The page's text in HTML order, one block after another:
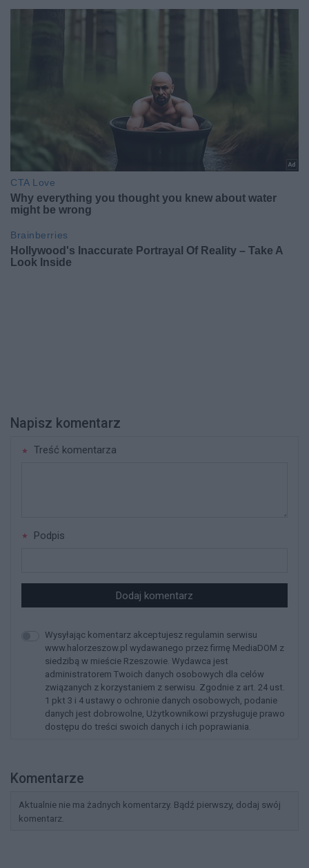
Napisz komentarz
Treść komentarza
Podpis
Dodaj komentarz
Wysyłając komentarz akceptujesz regulamin serwisu
www.halorzeszow.pl wydawanego przez firmę MediaDOM z
siedzibą w mieście Rzeszowie. Wydawca jest
administratorem Twoich danych osobowych dla celów
związanych z korzystaniem z serwisu. Zgodnie z art. 24 ust.
1 pkt 3 i 4 ustawy o ochronie danych osobowych, podanie
danych jest dobrowolne, Użytkownikowi przysługuje prawo
dostępu do treści swoich danych i ich poprawiania.
Komentarze
Aktualnie nie ma żadnych komentarzy. Bądź pierwszy, dodaj swój
komentarz.